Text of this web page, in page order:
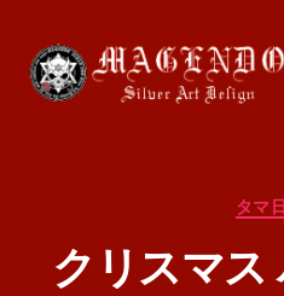
タマ
クリスマス